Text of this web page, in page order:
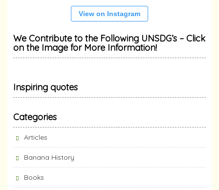
View on Instagram
We Contribute to the Following UNSDG’s – Click
on the Image for More Information!
Inspiring quotes
Categories
Articles
Banana History
Books